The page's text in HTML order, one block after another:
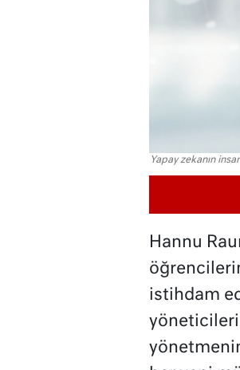
Yapay zekanın
Hannu
istihdam